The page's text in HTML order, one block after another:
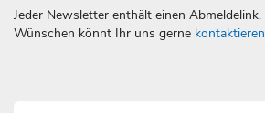
Jeder Newsletter enthält einen
Wünschen könnt Ihr uns gerne kontaktieren